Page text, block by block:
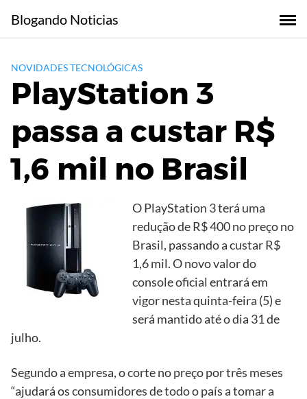
content
Blogando Noticias
NOVIDADES TECNOLÓGICAS
PlayStation 3
passa a custar R$
1,6 mil no Brasil
O PlayStation 3 terá uma
redução de R$ 400 no preço no
Brasil, passando a custar R$
1,6 mil. O novo valor do
console oficial entrará em
vigor nesta quinta-feira (5) e
será mantido até o dia 31 de
julho.
Segundo a empresa, o corte no preço por três meses
“ajudará os consumidores de todo o país a tomar a